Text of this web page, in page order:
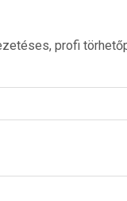
profi